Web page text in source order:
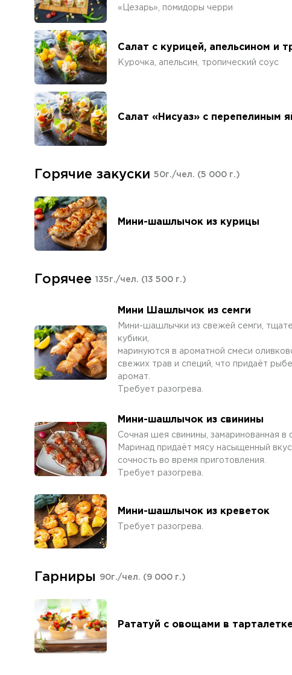
«Цезарь», помидоры черри
Салат с курицей, апельсином и
Курочка, апельсин, тропический соус
Салат «Нисуаз» с перепелиным
Горячие закуски 50г./чел. (5 000 г.)
Мини-шашлычок из курицы
Горячее 135г./чел. (13 500 г.)
Мини Шашлычок из семги
Мини-шашлычки из свежей семги,
кубики,
маринуются в ароматной смеси
свежих трав и специй, что придаёт
аромат.
Требует разогрева.
Мини-шашлычок из свинины
Сочная шея свинины, замаринованная
Маринад придаёт мясу насыщенный
сочность во время приготовления.
Требует разогрева.
Мини-шашлычок из креветок
Требует разогрева.
Гарниры 90г./чел. (9 000 г.)
Рататуй с овощами в тарталетке